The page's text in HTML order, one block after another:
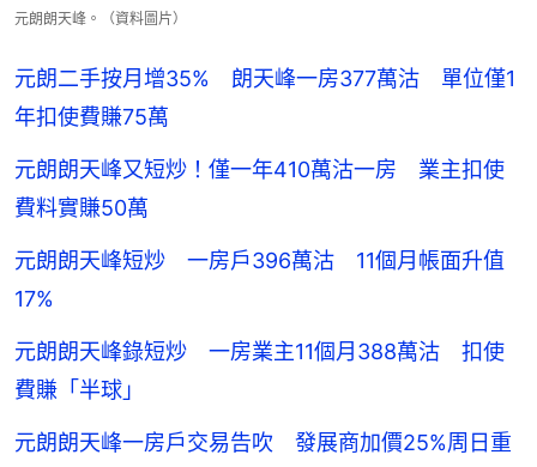
元朗朗天峰。（資料圖片）
元朗二手按月增35% 朗天峰一房377萬沽 單位僅1
年扣使費賺75萬
元朗朗天峰又短炒！僅一年410萬沽一房 業主扣使
費料實賺50萬
元朗朗天峰短炒 一房戶396萬沽 11個月帳面升值
17%
元朗朗天峰錄短炒 一房業主11個月388萬沽 扣使
費賺「半球」
元朗朗天峰一房戶交易告吹 發展商加價25%周日重